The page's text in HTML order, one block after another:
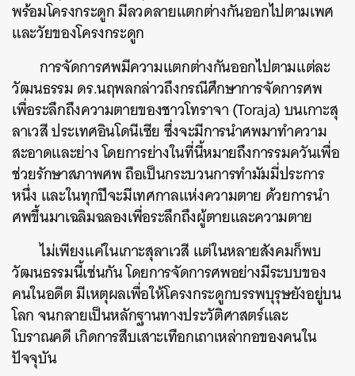
พร้อมโครงกระดูก มีลวดลายแตกต่างกันออกไปตามเพศ
และวัยของโครงกระดูก
การจัดการศพมีความแตกต่างกันออกไปตามแต่ละ
วัฒนธรรม ดร.นฤพลกล่าวถึงกรณีศึกษาการจัดการศพ
เพื่อระลึกถึงความตายของชาวโทราจา (Toraja) บนเกาะสุ
ลาเวสี ประเทศอินโดนีเซีย ซึ่งจะมีการนำศพมาทำความ
สะอาดและย่าง โดยการย่างในที่นี้หมายถึงการรมควันเพื่อ
ช่วยรักษาสภาพศพ ถือเป็นกระบวนการทำมัมมี่ประการ
หนึ่ง และในทุกปีจะมีเทศกาลแห่งความตาย ด้วยการนำ
ศพขึ้นมาเฉลิมฉลองเพื่อระลึกถึงผู้ตายและความตาย
ไม่เพียงแค่ในเกาะสุลาเวสี แต่ในหลายสังคมก็พบ
วัฒนธรรมนี้เช่นกัน โดยการจัดการศพอย่างมีระบบของ
คนในอดีต มีเหตุผลเพื่อให้โครงกระดูกบรรพบุรุษยังอยู่บน
โลก จนกลายเป็นหลักฐานทางประวัติศาสตร์และ
โบราณคดี เกิดการสืบเสาะเทือกเถาเหล่ากอของคนใน
ปัจจุบัน